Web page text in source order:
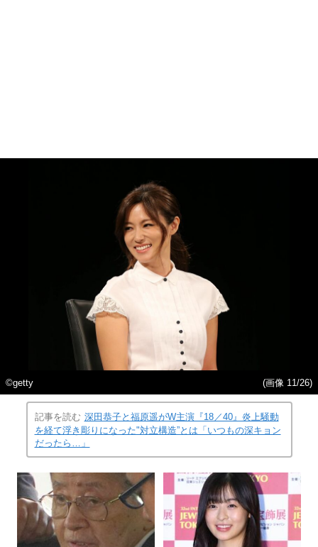
©getty (画像 11/26)
記事を読む 深田恭子と福原遥がW主演『18／40』炎上騒動
を経て浮き彫りになった"対立構造”とは「いつもの深キョン
だったら…」